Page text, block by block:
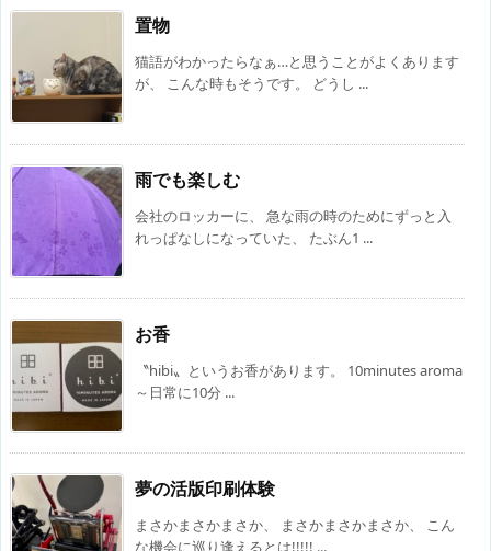
置物
猫語がわかったらなぁ…と思うことがよくあります
が、 こんな時もそうです。 どうし ...
雨でも楽しむ
会社のロッカーに、 急な雨の時のためにずっと入
れっぱなしになっていた、 たぶん1 ...
お香
〝hibi〟というお香があります。 10minutes aroma
～日常に10分 ...
夢の活版印刷体験
まさかまさかまさか、 まさかまさかまさか、 こん
な機会に巡り逢えるとは!!!!! ...